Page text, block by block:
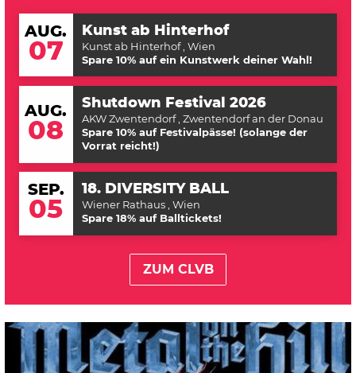
AUG.
07
Kunst ab Hinterhof
Kunst ab Hinterhof, Wien
Spare 10% auf ein Kunstwerk deiner Wahl!
AUG.
08
Shutdown Festival 2026
AKW Zwentendorf, Zwentendorf an der Donau
Spare 10% auf Festivalpässe! (solange der
Vorrat reicht!)
SEP.
05
18. DIVERSITY BALL
Wiener Rathaus , Wien
Spare 18% auf Balltickets!
ZUM CLVB